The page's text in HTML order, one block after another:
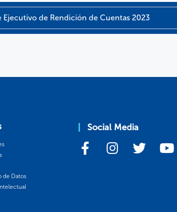
Ejecutivo de Rendición de Cuentas 2023
de Datos
Social Media